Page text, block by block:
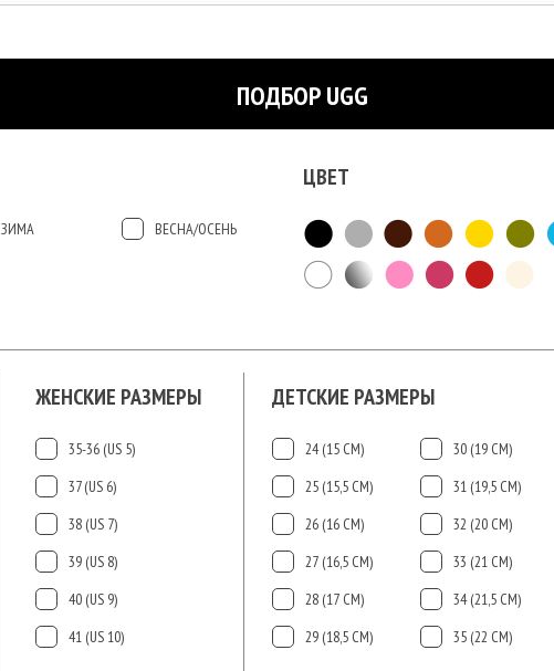
ПОДБОР UGG
ЗИМА ВЕСНА/ОСЕНЬ
ЦВЕТ
ДЕТСКИЕ РАЗМЕРЫ
24 (15 СМ)
25 (15,5 СМ)
26 (16 СМ)
27 (16,5 СМ)
28 (17 СМ)
29 (18,5 СМ)
30 (19 СМ)
31 (19,5 СМ)
32 (20 СМ)
33 (21 СМ)
34 (21,5 СМ)
35 (22 СМ)
ЖЕНСКИЕ РАЗМЕРЫ
35-36 (US 5)
37 (US 6)
38 (US 7)
39 (US 8)
40 (US 9)
41 (US 10)